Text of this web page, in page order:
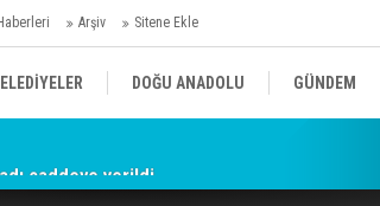
Arşiv Sitene Ekle
DOĞU ANADOLU GÜNDEM
caddeye verildi